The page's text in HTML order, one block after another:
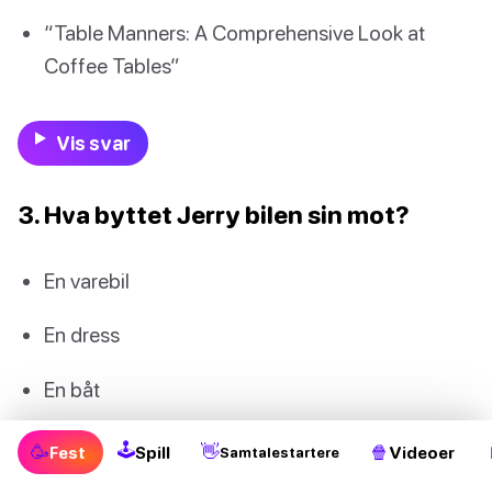
“Table Manners: A Comprehensive Look at
Coffee Tables”
Vis svar
3. Hva byttet Jerry bilen sin mot?
En varebil
En dress
En båt
En motorsykkel
🥳Fest 🕹Spill 👋Samtalestartere 🍿 Videoer